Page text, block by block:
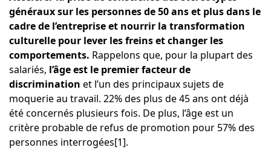
généraux sur les personnes de 50 ans et plus dans le
cadre de l’entreprise et nourrir la transformation
culturelle pour lever les freins et changer les
comportements. Rappelons que, pour la plupart des
salariés, l’âge est le premier facteur de
discrimination et l’un des principaux sujets de
moquerie au travail. 22% des plus de 45 ans ont déjà
été concernés plusieurs fois. De plus, l’âge est un
critère probable de refus de promotion pour 57% des
personnes interrogées[1].